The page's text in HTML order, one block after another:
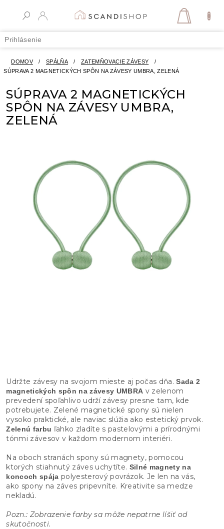
Prihlásenie
DOMOV / SPÁLŇA / ZATEMŇOVACIE ZÁVESY
/
SÚPRAVA 2 MAGNETICKÝCH SPÔN NA ZÁVESY UMBRA, ZELENÁ
SÚPRAVA 2 MAGNETICKÝCH
SPÔN NA ZÁVESY UMBRA,
ZELENÁ
Udržte závesy na svojom mieste aj počas dňa.Sada 2
magnetických spôn na závesy UMBRA v zelenom
prevedení spoľahlivo udrží závesy presne tam, kde
potrebujete. Zelené magnetické spony sú nielen
vysoko praktické, ale naviac slúžia ako estetický prvok.
Zelenú farbu ľahko zladíte s pastelovými a prírodnými
tónmi závesov v každom modernom interiéri.
Na oboch stranách spony sú magnety, pomocou
ktorých stiahnutý záves uchytíte. Silné magnety na
koncoch spája polyesterový povrázok. Je len na vás,
ako spony na záves pripevníte. Kreativite sa medze
nekladú.
Pozn.: Zobrazenie farby sa môže nepatrne líšiť od
skutočnosti.